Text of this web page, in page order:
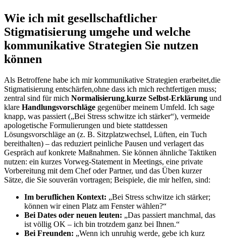
Wie ich⁢ mit gesellschaftlicher
Stigmatisierung umgehe und welche
⁢kommunikative Strategien ‍Sie nutzen
können
Als Betroffene habe ich ‌mir kommunikative Strategien erarbeitet,die
Stigmatisierung entschärfen,ohne⁢ dass ich mich rechtfertigen muss;
zentral​ sind für‌ mich Normalisierung,kurze Selbst-Erklärung und
klare Handlungsvorschläge gegenüber meinem Umfeld. Ich sage‌
knapp, was passiert ‍(„Bei Stress schwitze ich stärker“), vermeide
⁣apologetische Formulierungen und biete stattdessen
Lösungsvorschläge ⁢an ⁤(z. B. Sitzplatzwechsel, Lüften, ein Tuch
bereithalten) – das reduziert peinliche Pausen und verlagert das
⁤Gespräch auf konkrete Maßnahmen. Sie können‌ ähnliche⁢ Taktiken
nutzen: ein kurzes Vorweg-Statement in Meetings, eine private
Vorbereitung⁣ mit dem Chef oder Partner, und das Üben kurzer⁤
Sätze, die Sie souverän vortragen; Beispiele, die mir helfen, sind:
Im beruflichen Kontext: „Bei Stress schwitze ich stärker;
können wir einen Platz am Fenster wählen?“
Bei Dates oder neuen leuten: „Das passiert manchmal, das
ist völlig OK – ich bin trotzdem ganz bei Ihnen.“
Bei Freunden: „Wenn ich unruhig werde, gebe ich kurz